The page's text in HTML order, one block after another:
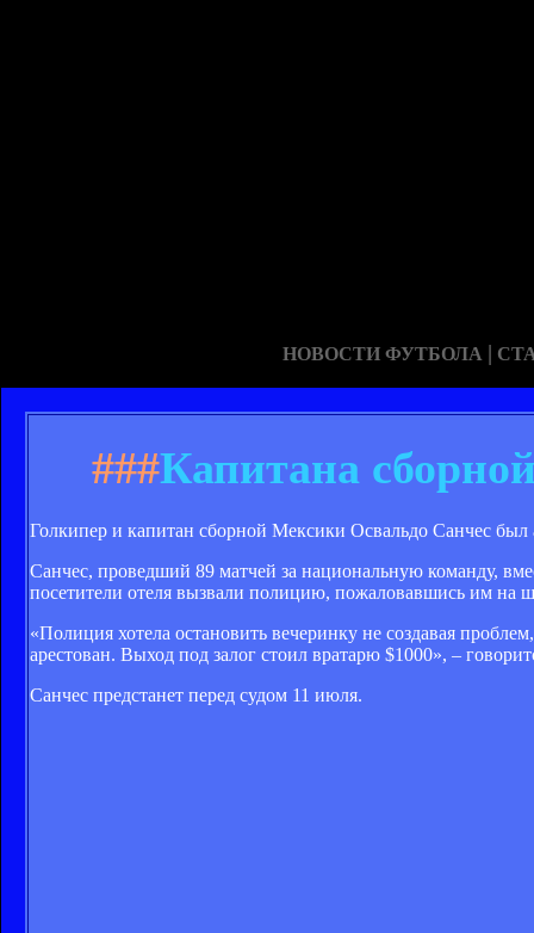
НОВОСТИ ФУТБОЛА |
###Капитана
Голкипер и капитан сборной Мексики Освальдо Санчес был
Санчес, проведший 89 матчей за национальную команду,
посетители отеля вызвали полицию, пожаловавшись им на
«Полиция хотела остановить вечеринку не создавая
арестован. Выход под залог стоил вратарю $1000», –
Санчес предстанет перед судом 11 июля.